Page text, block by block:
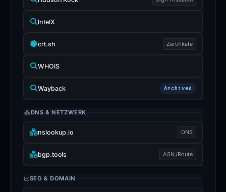
IntelX
crt.sh Zertifikate
WHOIS
Wayback Archived
DNS & NETZWERK
nslookup.io DNS
bgp.tools ASN /Route
SEO & DOMAIN